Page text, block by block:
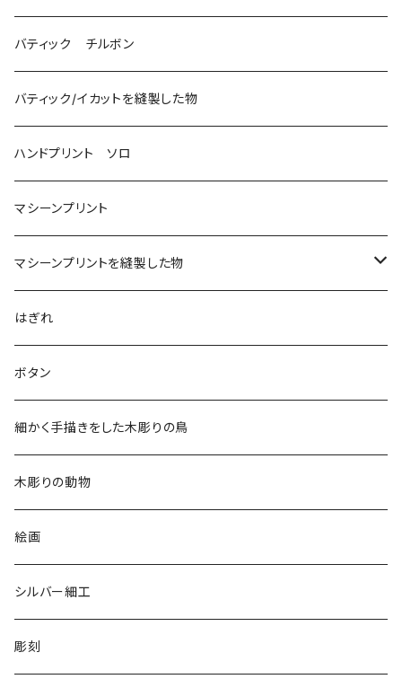
バティック チルボン
バティック/イカットを縫製した物
ハンドプリント ソロ
マシーンプリント
マシーンプリントを縫製した物
アロハシャツ
2018
2019
ドレスシャツ
チュニック
リバーシブル 帽子
リバーシブル エコバッグ
はぎれ
ボタン
細かく手描きをした木彫りの鳥
木彫りの動物
絵画
シルバー細工
彫刻